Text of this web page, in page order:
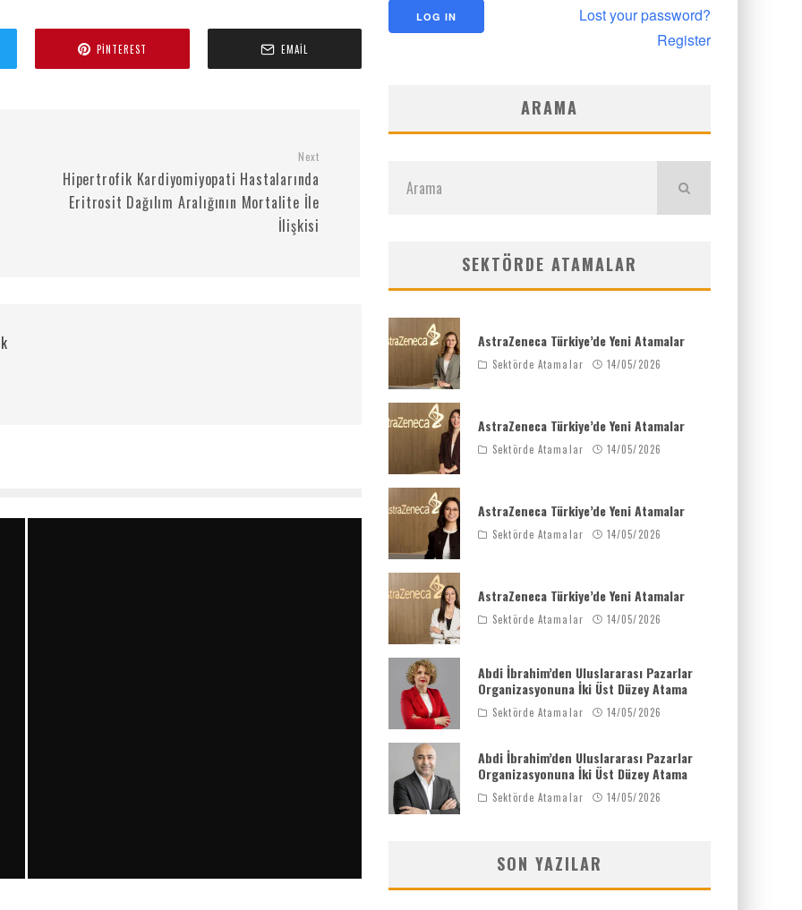
PINTEREST EMAIL
Next
Hipertrofik Kardiyomiyopati Hastalarında
Eritrosit Dağılım Aralığının Mortalite İle
İlişkisi
Lost your password?
Register
ARAMA
SEKTÖRDE ATAMALAR
AstraZeneca Türkiye’de Yeni Atamalar
Sektörde Atamalar 14/05/2026
AstraZeneca Türkiye’de Yeni Atamalar
Sektörde Atamalar 14/05/2026
AstraZeneca Türkiye’de Yeni Atamalar
Sektörde Atamalar 14/05/2026
AstraZeneca Türkiye’de Yeni Atamalar
Sektörde Atamalar 14/05/2026
Abdi İbrahim’den Uluslararası Pazarlar
Organizasyonuna İki Üst Düzey Atama
Sektörde Atamalar 14/05/2026
Abdi İbrahim’den Uluslararası Pazarlar
Organizasyonuna İki Üst Düzey Atama
Sektörde Atamalar 14/05/2026
SON YAZILAR